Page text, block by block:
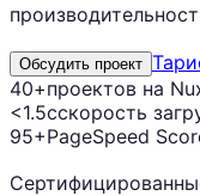
Обсудить проект
40+проектов на
<1.5сскорость
95+PageSpeed